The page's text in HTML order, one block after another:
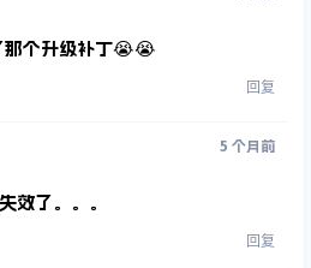
那个升级补丁😭😭
回复
5 个月前
效了。。。
回复